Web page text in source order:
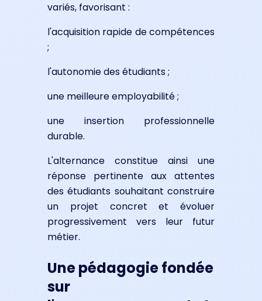
variés, favorisant :
l'acquisition rapide de compétences
;
l'autonomie des étudiants ;
une meilleure employabilité ;
une insertion professionnelle
durable.
L'alternance constitue ainsi une
réponse pertinente aux attentes
des étudiants souhaitant construire
un projet concret et évoluer
progressivement vers leur futur
métier.
Une pédagogie fondée
sur